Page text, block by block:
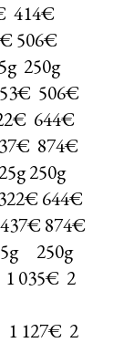
414€
506€
250g
506€
644€
874€
250g
644€
874€
250g
035€ 2
127€ 2